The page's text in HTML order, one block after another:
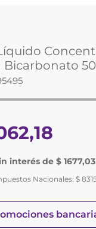
Bicarbonato
,18
interés de $ 1677,03
Nacionales:$